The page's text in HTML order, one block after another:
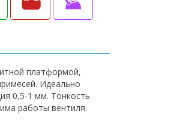
платформой,
Идеально
0,5-1 мм. Тонкость
работы вентиля.